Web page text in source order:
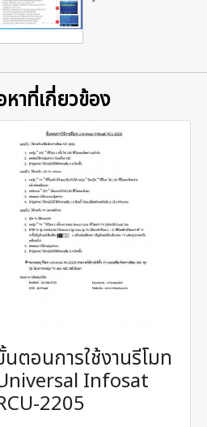
หาที่เกี่ยวข้อง
นตอนการใช้งานรีโมท
Infosat
2205